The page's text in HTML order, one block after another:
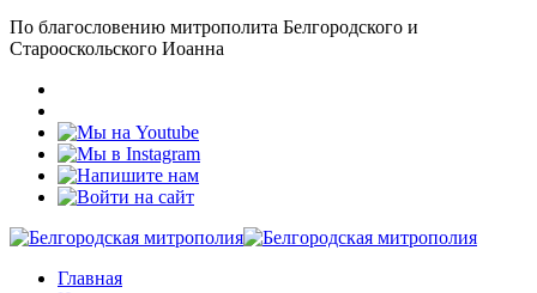
По благословению митрополита Белгородского и
Старооскольского Иоанна
Главная